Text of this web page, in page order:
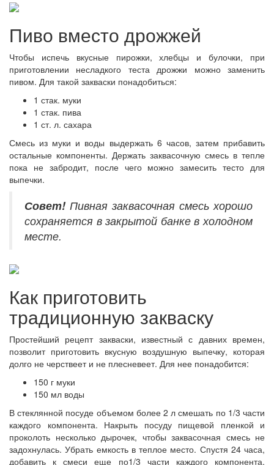
Пиво вместо дрожжей
Чтобы испечь вкусные пирожки, хлебцы и булочки, при
приготовлении несладкого теста дрожжи можно заменить
пивом. Для такой закваски понадобиться:
1 стак. муки
1 стак. пива
1 ст. л. сахара
Смесь из муки и воды выдержать 6 часов, затем прибавить
остальные компоненты. Держать заквасочную смесь в тепле
пока не забродит, после чего можно замесить тесто для
выпечки.
Совет!Пивная заквасочная смесь хорошо
сохраняется в закрытой банке в холодном
месте.
Как приготовить
традиционную закваску
Простейший рецепт закваски, известный с давних времен,
позволит приготовить вкусную воздушную выпечку, которая
долго не черствеет и не плесневеет. Для нее понадобится:
150 г муки
150 мл воды
В стеклянной посуде объемом более 2 л смешать по 1/3 части
каждого компонента. Накрыть посуду пищевой пленкой и
проколоть несколько дырочек, чтобы заквасочная смесь не
задохнулась. Убрать емкость в теплое место. Спустя 24 часа,
добавить к смеси еще по1/3 части каждого компонента,